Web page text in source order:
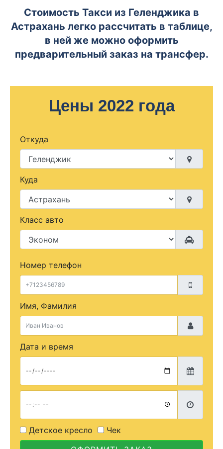
Стоимость Такси из Геленджика в
Астрахань легко рассчитать в таблице,
в ней же можно оформить
предварительный заказ на трансфер.
Цены 2022 года
Откуда
Куда
Класс авто
Номер телефон
Имя, Фамилия
Дата и время
Детское кресло
Чек